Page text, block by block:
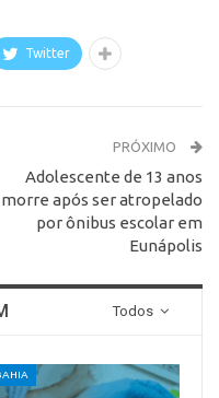
Twitter
PRÓXIMO
Adolescente de 13 anos
morre após ser atropelado
por ônibus escolar em
Eunápolis
Todos